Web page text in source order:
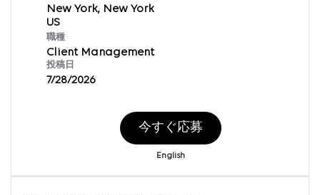
New York, New York
職種
Client Management
投稿日
7/28/2026
今すぐ応募
English